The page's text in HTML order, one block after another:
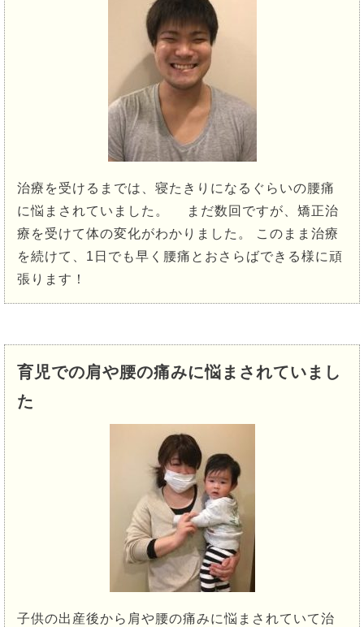
治療を受けるまでは、寝たきりになるぐらいの腰痛
に悩まされていました。 まだ数回ですが、矯正治
療を受けて体の変化がわかりました。 このまま治療
を続けて、1日でも早く腰痛とおさらばできる様に頑
張ります！
育児での肩や腰の痛みに悩まされていまし
た
子供の出産後から肩や腰の痛みに悩まされていて治